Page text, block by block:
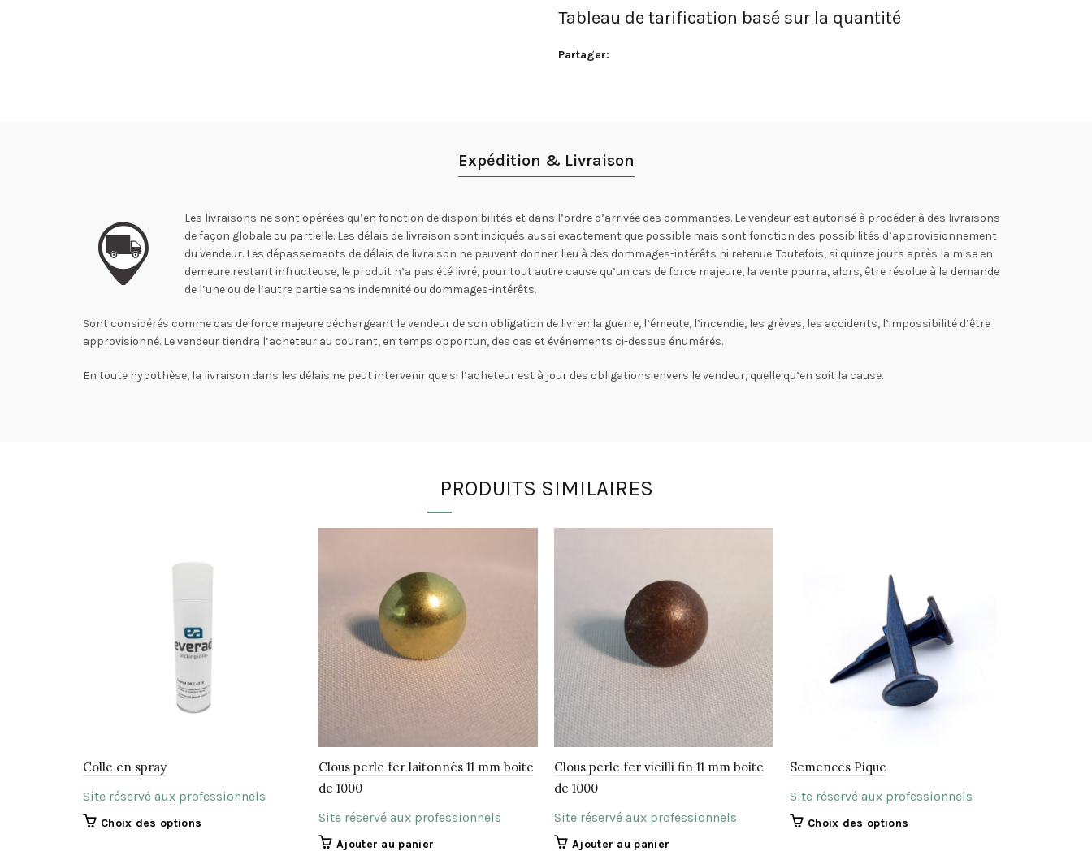
Tableau de tarification basé sur la quantité
Partager
Expédition & Livraison
Les livraisons ne sont opérées qu’en fonction de disponibilités et dans l’ordre d’arrivée des commandes. Le vendeur est autorisé à procéder à des livraisons
de façon globale ou partielle. Les délais de livraison sont indiqués aussi exactement que possible mais sont fonction des possibilités d’approvisionnement
du vendeur. Les dépassements de délais de livraison ne peuvent donner lieu à des dommages-intérêts ni retenue. Toutefois, si quinze jours après la mise en
demeure restant infructeuse, le produit n’a pas été livré, pour tout autre cause qu’un cas de force majeure, la vente pourra, alors, être résolue à la demande
de l’une ou de l’autre partie sans indemnité ou dommages-intérêts.
Sont considérés comme cas de force majeure déchargeant le vendeur de son obligation de livrer: la guerre, l’émeute, l’incendie, les grèves, les accidents, l’impossibilité d’être
approvisionné. Le vendeur tiendra l’acheteur au courant, en temps opportun, des cas et événements ci-dessus énumérés.
En toute hypothèse, la livraison dans les délais ne peut intervenir que si l’acheteur est à jour des obligations envers le vendeur, quelle qu’en soit la cause.
PRODUITS SIMILAIRES
Colle en spray
Site réservé aux professionnels
Choix des options
Clous perle fer laitonnés 11 mm boite
de 1000
Site réservé aux professionnels
Ajouter au panier
Clous perle fer vieilli fin 11 mm boite
de 1000
Site réservé aux professionnels
Ajouter au panier
Semences Pique
Site réservé aux professionnels
Choix des options